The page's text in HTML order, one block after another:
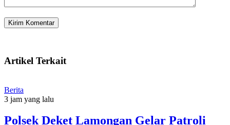
Artikel Terkait
Berita
3 jam yang lalu
Polsek Deket Lamongan Gelar Patroli